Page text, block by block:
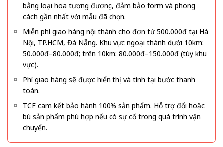
bằng loại hoa tương đương, đảm bảo form và phong
cách gần nhất với mẫu đã chọn.
Miễn phí giao hàng nội thành cho đơn từ 500.000đ tại Hà
Nội, TP.HCM, Đà Nẵng. Khu vực ngoại thành dưới 10km:
50.000đ–80.000đ; trên 10km: 80.000đ–150.000đ (tùy khu
vực).
Phí giao hàng sẽ được hiển thị và tính tại bước thanh
toán.
TCF cam kết bảo hành 100% sản phẩm. Hỗ trợ đổi hoặc
bù sản phẩm phù hợp nếu có sự cố trong quá trình vận
chuyển.